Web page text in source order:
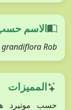
الاسم
Rob.
المميزات